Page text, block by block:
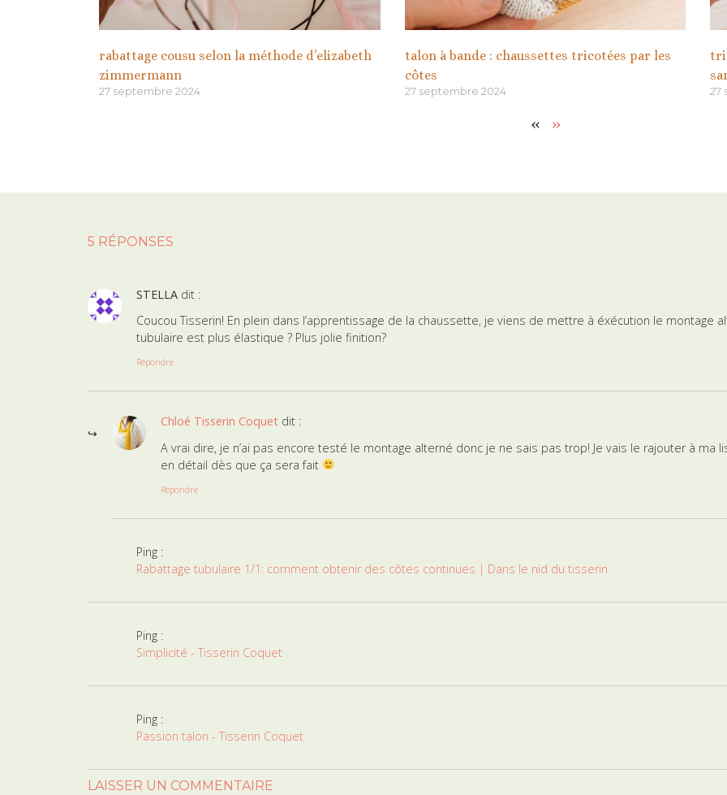
rabattage cousu selon la méthode d’elizabeth
zimmermann
27 septembre 2024
talon à bande : chaussettes tricotées par les
côtes
27 septembre 2024 27
« »
5 RÉPONSES
STELLA dit :
Coucou Tisserin! En plein dans l’apprentissage de la chaussette, je viens de mettre à éxécution le montage
tubulaire est plus élastique ? Plus jolie finition?
Répondre
Chloé Tisserin Coquet dit :
A vrai dire, je n’ai pas encore testé le montage alterné donc je ne sais pas trop! Je vais le rajouter à
en détail dès que ça sera fait
Répondre
Ping :
Rabattage tubulaire 1/1: comment obtenir des côtes continues | Dans le nid du tisserin
Ping :
Simplicité - Tisserin Coquet
Ping :
Passion talon - Tisserin Coquet
LAISSER UN COMMENTAIRE